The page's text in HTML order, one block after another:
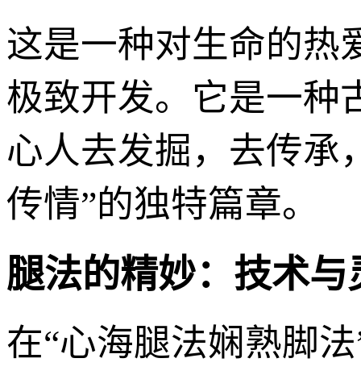
这是一种对生命的热
极致开发。它是一种
心人去发掘，去传承
传情”的独特篇章。
腿法的精妙：技术与
在“心海腿法娴熟脚